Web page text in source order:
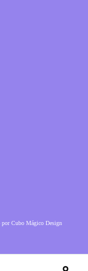
porCubo Mágico Design